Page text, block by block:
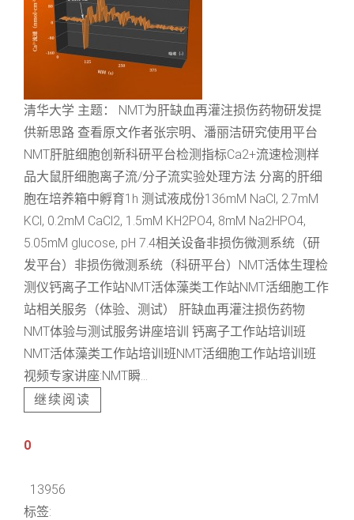
清华大学 主题： NMT为肝缺血再灌注损伤药物研发提
供新思路 查看原文作者张宗明、潘丽洁研究使用平台
NMT肝脏细胞创新科研平台检测指标Ca2+流速检测样
品大鼠肝细胞离子流/分子流实验处理方法 分离的肝细
胞在培养箱中孵育1h 测试液成份136mM NaCl, 2.7mM
KCl, 0.2mM CaCl2, 1.5mM KH2PO4, 8mM Na2HPO4,
5.05mM glucose, pH 7.4相关设备非损伤微测系统（研
发平台）非损伤微测系统（科研平台）NMT活体生理检
测仪钙离子工作站NMT活体藻类工作站NMT活细胞工作
站相关服务（体验、测试） 肝缺血再灌注损伤药物
NMT体验与测试服务讲座培训 钙离子工作站培训班
NMT活体藻类工作站培训班NMT活细胞工作站培训班
视频专家讲座:NMT瞬...
继续阅读
0
13956
标签: